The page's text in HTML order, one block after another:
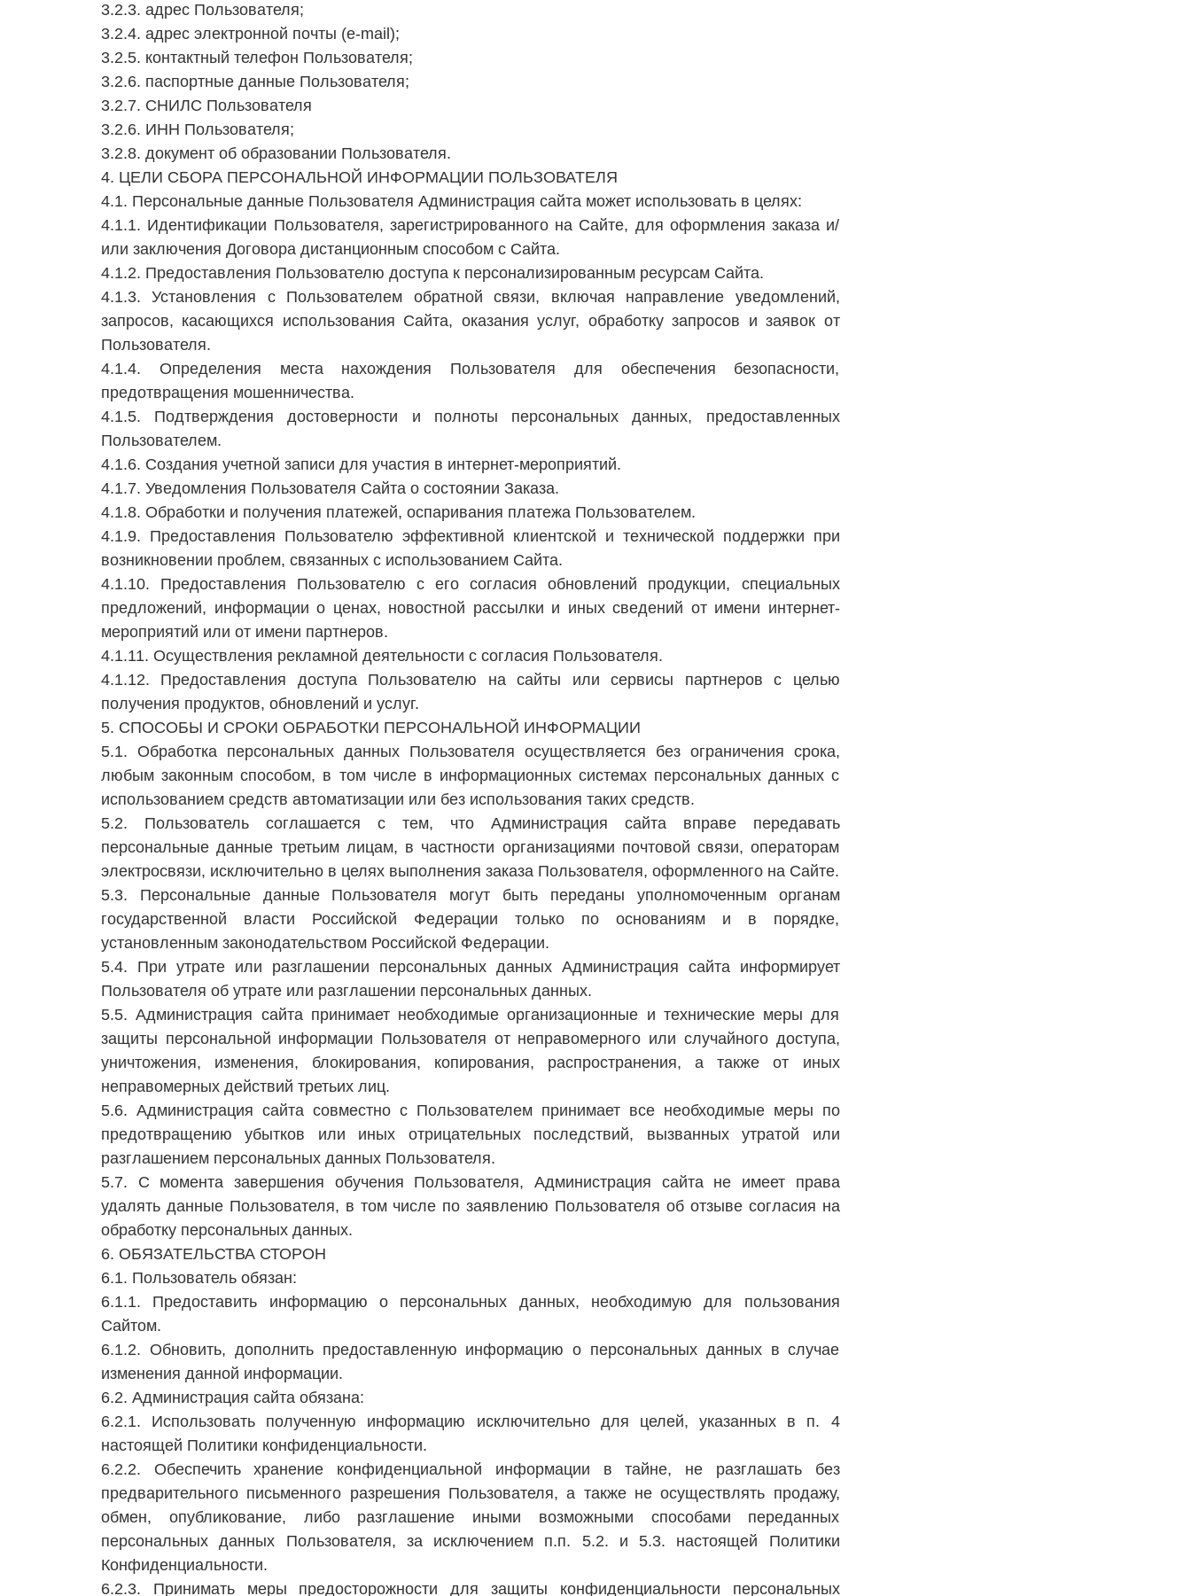
3.2.3. адрес Пользователя;
3.2.4. адрес электронной почты (e-mail);
3.2.5. контактный телефон Пользователя;
3.2.6. паспортные данные Пользователя;
3.2.7. СНИЛС Пользователя
3.2.6. ИНН Пользователя;
3.2.8. документ об образовании Пользователя.
4. ЦЕЛИ СБОРА ПЕРСОНАЛЬНОЙ ИНФОРМАЦИИ ПОЛЬЗОВАТЕЛЯ
4.1. Персональные данные Пользователя Администрация сайта может использовать в целях:
4.1.1. Идентификации Пользователя, зарегистрированного на Сайте, для оформления заказа и/
или заключения Договора дистанционным способом с Сайта.
4.1.2. Предоставления Пользователю доступа к персонализированным ресурсам Сайта.
4.1.3. Установления с Пользователем обратной связи, включая направление уведомлений,
запросов, касающихся использования Сайта, оказания услуг, обработку запросов и заявок от
Пользователя.
4.1.4. Определения места нахождения Пользователя для обеспечения безопасности,
предотвращения мошенничества.
4.1.5. Подтверждения достоверности и полноты персональных данных, предоставленных
Пользователем.
4.1.6. Создания учетной записи для участия в интернет-мероприятий.
4.1.7. Уведомления Пользователя Сайта о состоянии Заказа.
4.1.8. Обработки и получения платежей, оспаривания платежа Пользователем.
4.1.9. Предоставления Пользователю эффективной клиентской и технической поддержки при
возникновении проблем, связанных с использованием Сайта.
4.1.10. Предоставления Пользователю с его согласия обновлений продукции, специальных
предложений, информации о ценах, новостной рассылки и иных сведений от имени интернет-
мероприятий или от имени партнеров.
4.1.11. Осуществления рекламной деятельности с согласия Пользователя.
4.1.12. Предоставления доступа Пользователю на сайты или сервисы партнеров с целью
получения продуктов, обновлений и услуг.
5. СПОСОБЫ И СРОКИ ОБРАБОТКИ ПЕРСОНАЛЬНОЙ ИНФОРМАЦИИ
5.1. Обработка персональных данных Пользователя осуществляется без ограничения срока,
любым законным способом, в том числе в информационных системах персональных данных с
использованием средств автоматизации или без использования таких средств.
5.2. Пользователь соглашается с тем, что Администрация сайта вправе передавать
персональные данные третьим лицам, в частности организациями почтовой связи, операторам
электросвязи, исключительно в целях выполнения заказа Пользователя, оформленного на Сайте.
5.3. Персональные данные Пользователя могут быть переданы уполномоченным органам
государственной власти Российской Федерации только по основаниям и в порядке,
установленным законодательством Российской Федерации.
5.4. При утрате или разглашении персональных данных Администрация сайта информирует
Пользователя об утрате или разглашении персональных данных.
5.5. Администрация сайта принимает необходимые организационные и технические меры для
защиты персональной информации Пользователя от неправомерного или случайного доступа,
уничтожения, изменения, блокирования, копирования, распространения, а также от иных
неправомерных действий третьих лиц.
5.6. Администрация сайта совместно с Пользователем принимает все необходимые меры по
предотвращению убытков или иных отрицательных последствий, вызванных утратой или
разглашением персональных данных Пользователя.
5.7. С момента завершения обучения Пользователя, Администрация сайта не имеет права
удалять данные Пользователя, в том числе по заявлению Пользователя об отзыве согласия на
обработку персональных данных.
6. ОБЯЗАТЕЛЬСТВА СТОРОН
6.1. Пользователь обязан:
6.1.1. Предоставить информацию о персональных данных, необходимую для пользования
Сайтом.
6.1.2. Обновить, дополнить предоставленную информацию о персональных данных в случае
изменения данной информации.
6.2. Администрация сайта обязана:
6.2.1. Использовать полученную информацию исключительно для целей, указанных в п. 4
настоящей Политики конфиденциальности.
6.2.2. Обеспечить хранение конфиденциальной информации в тайне, не разглашать без
предварительного письменного разрешения Пользователя, а также не осуществлять продажу,
обмен, опубликование, либо разглашение иными возможными способами переданных
персональных данных Пользователя, за исключением п.п. 5.2. и 5.3. настоящей Политики
Конфиденциальности.
6.2.3. Принимать меры предосторожности для защиты конфиденциальности персональных